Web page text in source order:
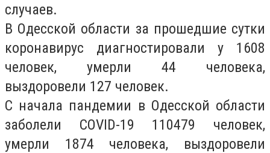
случаев.
В Одесской области за прошедшие сутки
коронавирус диагностировали у 1608
человек, умерли 44 человека,
выздоровели 127 человек.
С начала пандемии в Одесской области
заболели COVID-19 110479 человек,
умерли 1874 человека, выздоровели